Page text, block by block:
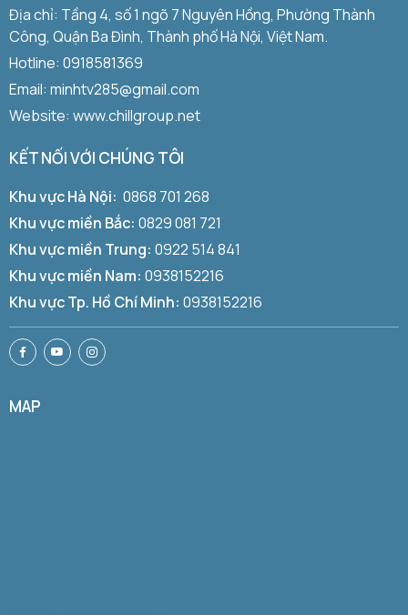
Địa chỉ: Tầng 4, số 1 ngõ 7 Nguyên Hồng, Phường Thành
Công, Quận Ba Đình, Thành phố Hà Nội, Việt Nam.
Hotline: 0918581369
Email: minhtv285@gmail.com
Website: www.chillgroup.net
KẾT NỐI VỚI CHÚNG TÔI
Khu vực Hà Nội: 0868 701 268
Khu vực miền Bắc: 0829 081 721
Khu vực miền Trung: 0922 514 841
Khu vực miền Nam: 0938152216
Khu vực Tp. Hồ Chí Minh: 0938152216
MAP